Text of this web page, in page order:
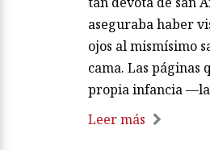
aseguraba haber
ojos al mismísimo
cama. Las páginas
propia infancia
Leer más